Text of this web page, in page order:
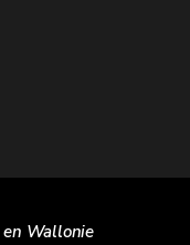
en Wallonie